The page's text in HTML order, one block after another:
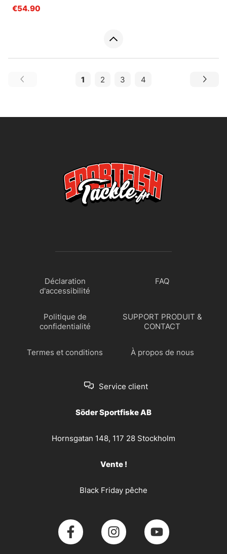
€54.90
1 2 3 4
Déclaration
d'accessibilité
FAQ
Politique de
confidentialité
SUPPORT PRODUIT &
CONTACT
Termes et conditions À propos de nous
Service client
Söder Sportfiske AB
Hornsgatan 148, 117 28 Stockholm
Vente !
Black Friday pêche